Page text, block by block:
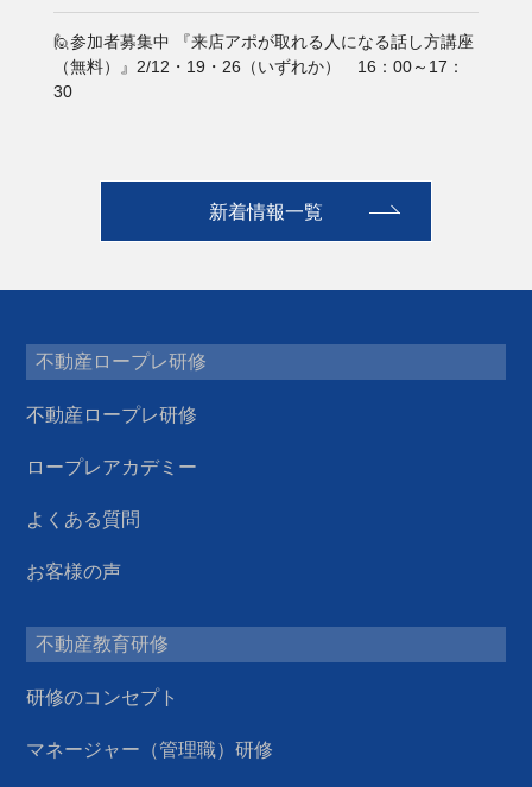
🙋参加者募集中 『来店アポが取れる人になる話し方講座
（無料）』2/12・19・26（いずれか） 16：00～17：
30
新着情報一覧
不動産ロープレ研修
不動産ロープレ研修
ロープレアカデミー
よくある質問
お客様の声
不動産教育研修
研修のコンセプト
マネージャー（管理職）研修